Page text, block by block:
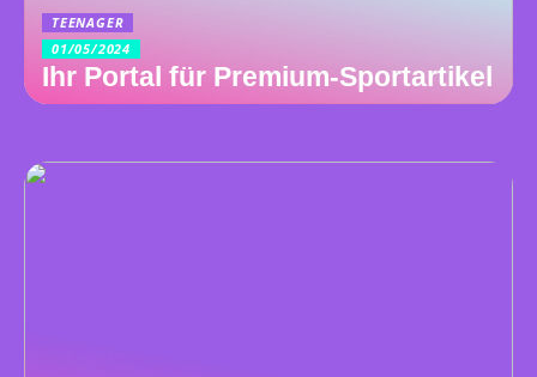
TEENAGER
01/05/2024
Ihr Portal für Premium-Sportartikel